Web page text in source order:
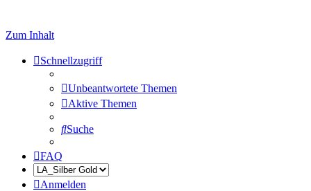
Zum Inhalt
Schnellzugriff
Unbeantwortete Themen
Aktive Themen
Suche
FAQ
Anmelden